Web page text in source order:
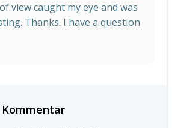
view caught my eye and was
Thanks. I have a question
Kommentar